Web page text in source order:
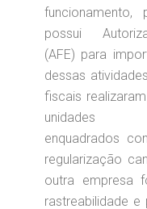
possui
(AFE) para
dessas
fiscais
enquadrados
regularização
outra empresa
rastreabilidade